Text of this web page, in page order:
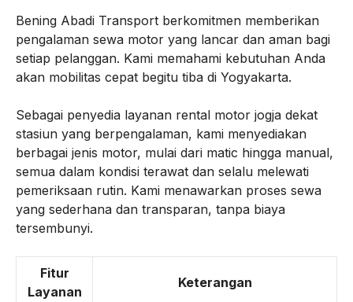
Bening Abadi Transport berkomitmen memberikan
pengalaman sewa motor yang lancar dan aman bagi
setiap pelanggan. Kami memahami kebutuhan Anda
akan mobilitas cepat begitu tiba di Yogyakarta.
Sebagai penyedia layanan rental motor jogja dekat
stasiun yang berpengalaman, kami menyediakan
berbagai jenis motor, mulai dari matic hingga manual,
semua dalam kondisi terawat dan selalu melewati
pemeriksaan rutin. Kami menawarkan proses sewa
yang sederhana dan transparan, tanpa biaya
tersembunyi.
Fitur
Layanan
Keterangan